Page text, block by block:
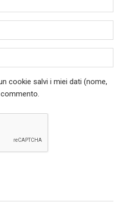
cookie salvi i miei dati (nome,